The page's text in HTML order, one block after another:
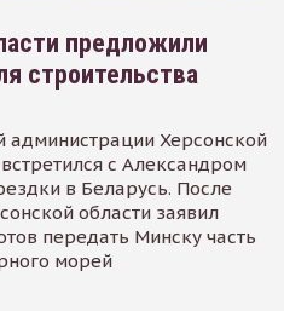
предложили
строительства
администрации Херсонской
с Александром
в Беларусь. После
области заявил
передать Минску часть
морей